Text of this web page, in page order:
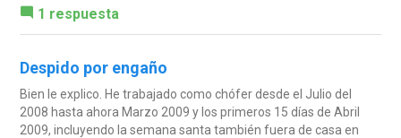
1 respuesta
Despido por engaño
Bien le explico. He trabajado como chófer desde el Julio del
2008 hasta ahora Marzo 2009 y los primeros 15 días de Abril
2009, incluyendo la semana santa también fuera de casa en